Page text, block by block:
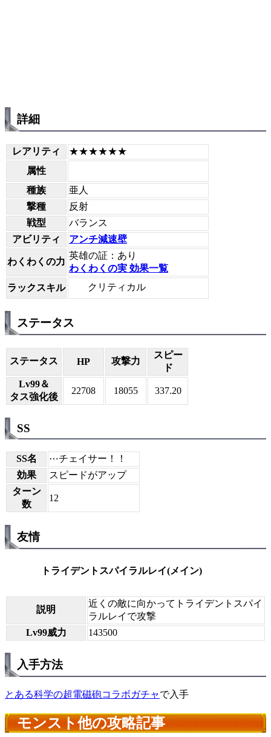
詳細
レアリティ
★★★★★★
属性
種族
亜人
撃種
反射
戦型
バランス
アビリティ
アンチ減速壁
わくわくの力
英雄の証：あり
わくわくの実 効果一覧
ラックスキル
クリティカル
ステータス
ステータス HP 攻撃力
スピー
ド
Lv99＆
タス強化後
22708 18055 337.20
SS
SS名
⋯チェイサー！！
効果
スピードがアップ
ターン
数
12
友情
トライデントスパイラルレイ(メイン)
説明
近くの敵に向かってトライデントスパイ
ラルレイで攻撃
Lv99威力
143500
入手方法
とある科学の超電磁砲コラボガチャで入手
モンスト他の攻略記事